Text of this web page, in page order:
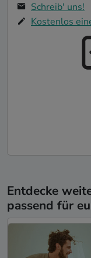
Schreib' uns!
Kostenlos
Entdecke
passend für